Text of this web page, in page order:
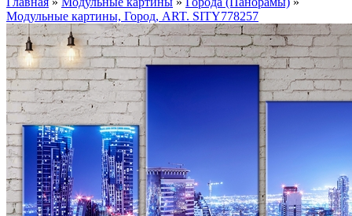
Модульные картины, Город, ART. SITY778257